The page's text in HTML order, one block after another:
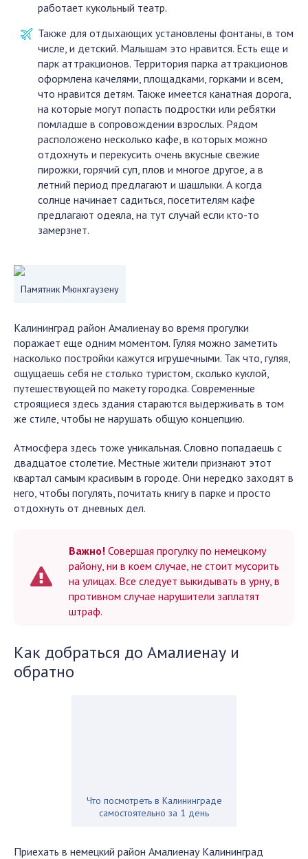
работает кукольный театр.
Также для отдыхающих установлены фонтаны, в том
числе, и детский. Малышам это нравится. Есть еще и
парк аттракционов. Территория парка аттракционов
оформлена качелями, площадками, горками и всем,
что нравится детям. Также имеется канатная дорога,
на которые могут попасть подростки или ребятки
помладше в сопровождении взрослых. Рядом
расположено несколько кафе, в которых можно
отдохнуть и перекусить очень вкусные свежие
пирожки, горячий суп, плов и многое другое, а в
летний период предлагают и шашлыки. А когда
солнце начинает садиться, посетителям кафе
предлагают одеяла, на тут случай если кто-то
замерзнет.
Памятник Мюнхгаузену
Калининград район Амалиенау во время прогулки
поражает еще одним моментом. Гуляя можно заметить
насколько постройки кажутся игрушечными. Так что, гуляя,
ощущаешь себя не столько туристом, сколько куклой,
путешествующей по макету городка. Современные
строящиеся здесь здания стараются выдерживать в том
же стиле, чтобы не нарушать общую концепцию.
Атмосфера здесь тоже уникальная. Словно попадаешь с
двадцатое столетие. Местные жители признают этот
квартал самым красивым в городе. Они нередко заходят в
него, чтобы погулять, почитать книгу в парке и просто
отдохнуть от дневных дел.
Важно! Совершая прогулку по немецкому
району, ни в коем случае, не стоит мусорить
на улицах. Все следует выкидывать в урну, в
противном случае нарушители заплатят
штраф.
Как добраться до Амалиенау и
обратно
Что посмотреть в Калининграде
самостоятельно за 1 день
Приехать в немецкий район Амалиенау Калининград